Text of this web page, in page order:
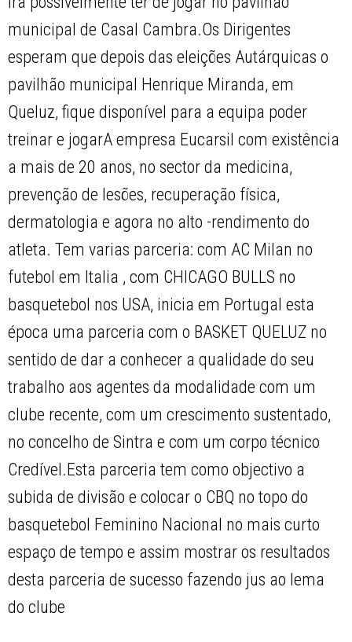
municipal de Casal Cambra.Os Dirigentes
esperam que depois das eleições Autárquicas o
pavilhão municipal Henrique Miranda, em
Queluz, fique disponível para a equipa poder
treinar e jogarA empresa Eucarsil com existência
a mais de 20 anos, no sector da medicina,
prevenção de lesões, recuperação física,
dermatologia e agora no alto -rendimento do
atleta. Tem varias parceria: com AC Milan no
futebol em Italia , com CHICAGO BULLS no
basquetebol nos USA, inicia em Portugal esta
época uma parceria com o BASKET QUELUZ no
sentido de dar a conhecer a qualidade do seu
trabalho aos agentes da modalidade com um
clube recente, com um crescimento sustentado,
no concelho de Sintra e com um corpo técnico
Credível.Esta parceria tem como objectivo a
subida de divisão e colocar o CBQ no topo do
basquetebol Feminino Nacional no mais curto
espaço de tempo e assim mostrar os resultados
desta parceria de sucesso fazendo jus ao lema
do clube